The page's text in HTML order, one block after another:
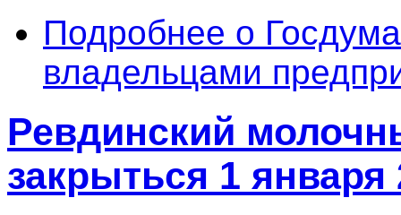
Подробнее о
владельцами
Ревдинский
закрыться 1 января